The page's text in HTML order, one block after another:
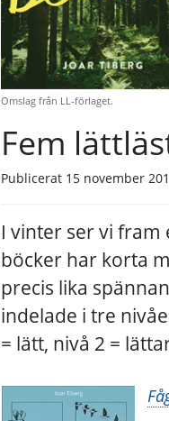
Omslag från LL-förlaget.
Fem
Publicerat 15 november
I vinter ser vi fram
böcker har korta
precis lika
indelade i tre
= lätt, nivå 2 =